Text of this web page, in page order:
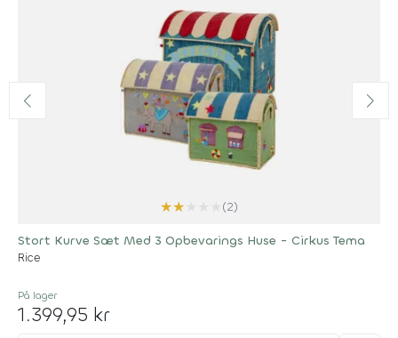
★★
(2)
Stort Kurve Sæt Med 3 Opbevarings Huse - Cirkus Tema
Rice
På lager
1.399,95 kr